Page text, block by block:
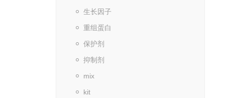
生长因子
重组蛋白
保护剂
抑制剂
mix
kit